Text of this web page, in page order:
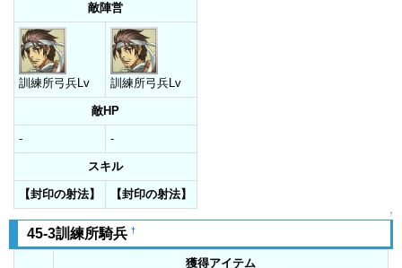
敵陣営
訓練所弓兵Lv 訓練所弓兵Lv
敵HP
- -
スキル
【封印の射法】 【封印の射法】
↑
45-3訓練所騎兵 †
獲得アイテム